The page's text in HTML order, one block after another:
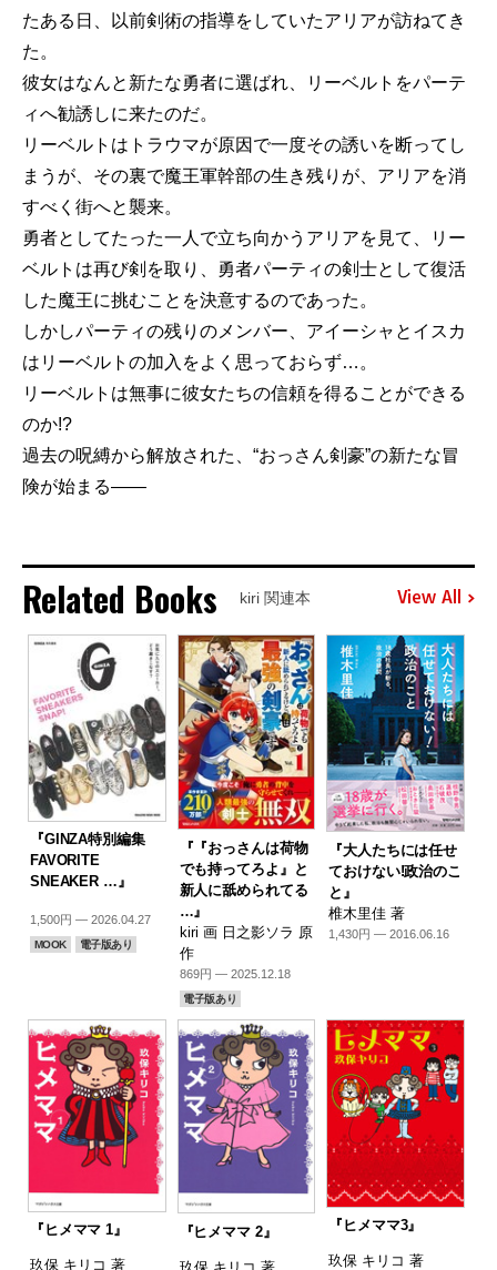
たある日、以前剣術の指導をしていたアリアが訪ねてき
た。
彼女はなんと新たな勇者に選ばれ、リーベルトをパーテ
ィへ勧誘しに来たのだ。
リーベルトはトラウマが原因で一度その誘いを断ってし
まうが、その裏で魔王軍幹部の生き残りが、アリアを消
すべく街へと襲来。
勇者としてたった一人で立ち向かうアリアを見て、リー
ベルトは再び剣を取り、勇者パーティの剣士として復活
した魔王に挑むことを決意するのであった。
しかしパーティの残りのメンバー、アイーシャとイスカ
はリーベルトの加入をよく思っておらず…。
リーベルトは無事に彼女たちの信頼を得ることができる
のか!?
過去の呪縛から解放された、“おっさん剣豪”の新たな冒
険が始まる――
Related Books kiri 関連本 View All
『GINZA特別編集
FAVORITE
SNEAKER …』
1,500円 — 2026.04.27
MOOK 電子版あり
『『おっさんは荷物
でも持ってろよ』と
新人に舐められてる
…』
kiri 画 日之影ソラ 原
作
869円 — 2025.12.18
電子版あり
『大人たちには任せ
ておけない!政治のこ
と』
椎木里佳 著
1,430円 — 2016.06.16
『ヒメママ 1』
玖保 キリコ 著
『ヒメママ 2』 『ヒメママ3』
玖保 キリコ 著